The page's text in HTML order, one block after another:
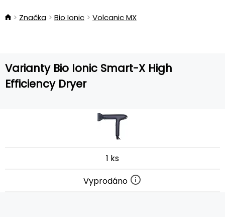
Značka Bio Ionic Volcanic MX
Varianty Bio Ionic Smart-X High
Efficiency Dryer
1 ks
Vyprodáno